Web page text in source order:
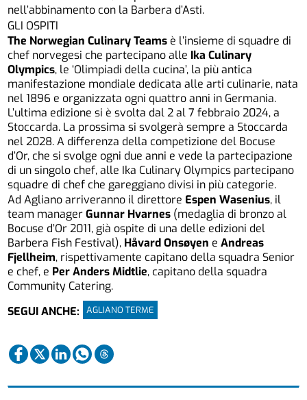
nell’abbinamento con la Barbera d’Asti.
GLI OSPITI
The Norwegian Culinary Teams è l’insieme di squadre di
chef norvegesi che partecipano alle Ika Culinary
Olympics, le ‘Olimpiadi della cucina’, la più antica
manifestazione mondiale dedicata alle arti culinarie, nata
nel 1896 e organizzata ogni quattro anni in Germania.
L’ultima edizione si è svolta dal 2 al 7 febbraio 2024, a
Stoccarda. La prossima si svolgerà sempre a Stoccarda
nel 2028. A differenza della competizione del Bocuse
d’Or, che si svolge ogni due anni e vede la partecipazione
di un singolo chef, alle Ika Culinary Olympics partecipano
squadre di chef che gareggiano divisi in più categorie.
Ad Agliano arriveranno il direttore Espen Wasenius, il
team managerGunnar Hvarnes (medaglia di bronzo al
Bocuse d’Or 2011, già ospite di una delle edizioni del
Barbera Fish Festival), Håvard Onsøyen eAndreas
Fjellheim, rispettivamente capitano della squadra Senior
e chef, e Per Anders Midtlie, capitano della squadra
Community Catering.
SEGUI ANCHE:
AGLIANO TERME